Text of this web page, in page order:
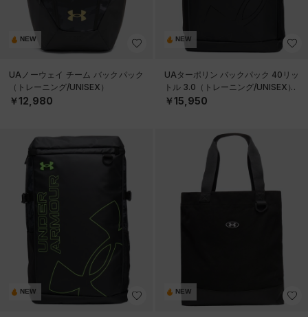
NEW
UAノーウェイ チーム バックパック
（トレーニング/UNISEX）
￥12,980
NEW
UAターポリン バックパック 40リッ
トル 3.0（トレーニング/UNISEX）
￥15,950
NEW NEW